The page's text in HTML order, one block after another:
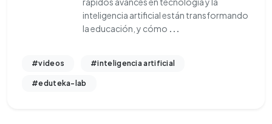
inteligencia artificial están transformando
la educación, y cómo ...
#videos #inteligencia artificial
#eduteka-lab